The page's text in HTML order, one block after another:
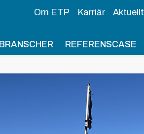
Om ETP Karriär Aktuellt
BRANSCHER REFERENSCASE